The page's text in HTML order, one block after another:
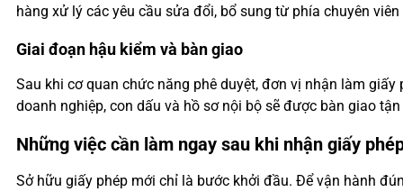
hàng xử lý các yêu cầu sửa đổi, bổ sung từ phía chuyên
Giai đoạn hậu kiểm và bàn giao
Sau khi cơ quan chức năng phê duyệt, đơn vị nhận làm
doanh nghiệp, con dấu và hồ sơ nội bộ sẽ được bàn giao
Những việc cần làm ngay sau khi nhận giấy
Sở hữu giấy phép mới chỉ là bước khởi đầu. Để vận hành